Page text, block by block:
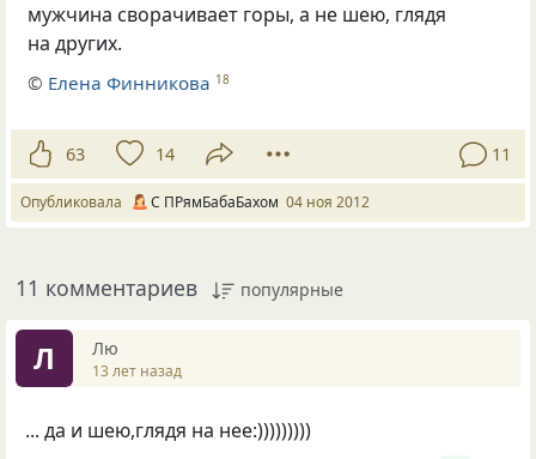
мужчина сворачивает горы, а не шею, глядя
на других.
© Елена Финникова 18
63 14 11
Опубликовала С ПРямБабаБахом 04 ноя 2012
11 комментариев популярные
Л Лю
13 лет назад
... да и шею,глядя на нее:)))))))))